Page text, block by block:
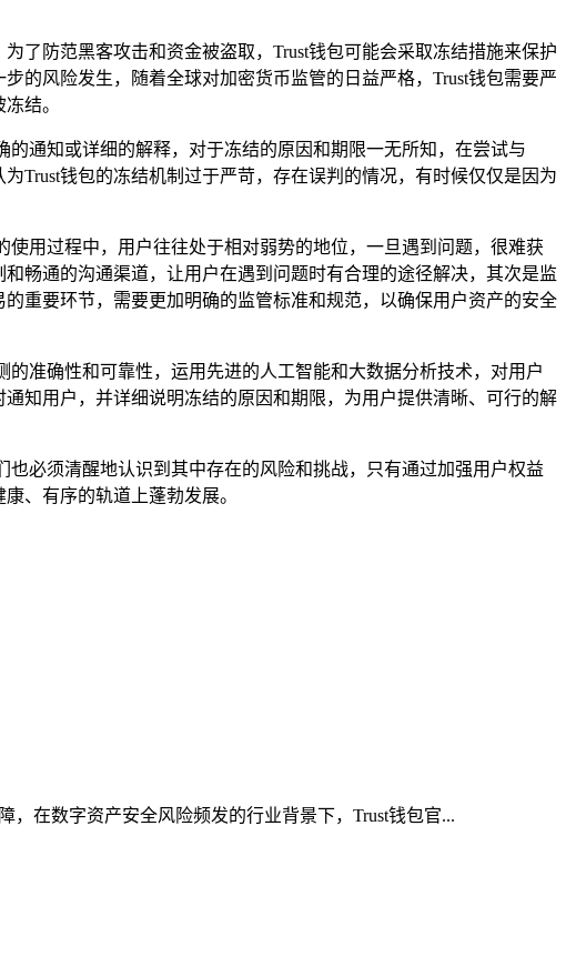
了防范黑客攻击和资金被盗取，Trust钱包可能会采取冻结措施来保护
的风险发生，随着全球对加密货币监管的日益严格，Trust钱包需要严
结。
通知或详细的解释，对于冻结的原因和期限一无所知，在尝试与
Trust钱包的冻结机制过于严苛，存在误判的情况，有时候仅仅是因为
用过程中，用户往往处于相对弱势的地位，一旦遇到问题，很难获
畅通的沟通渠道，让用户在遇到问题时有合理的途径解决，其次是监
重要环节，需要更加明确的监管标准和规范，以确保用户资产的安全
准确性和可靠性，运用先进的人工智能和大数据分析技术，对用户
知用户，并详细说明冻结的原因和期限，为用户提供清晰、可行的解
必须清醒地认识到其中存在的风险和挑战，只有通过加强用户权益
、有序的轨道上蓬勃发展。
在数字资产安全风险频发的行业背景下，Trust钱包官...